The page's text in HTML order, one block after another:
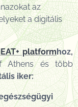
az
a digitális
platformhoz,
Athens és több
iker: